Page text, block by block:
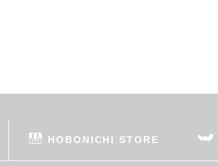
HOBONICHI STORE